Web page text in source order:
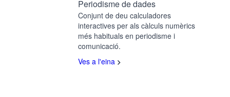
Periodisme de dades
Conjunt de deu calculadores
interactives per als càlculs numèrics
més habituals en periodisme i
comunicació.
Ves a l'eina